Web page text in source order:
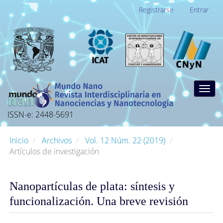
Navegación
principal
Contenido
principal
Barra
lateral
Registrarse Entrar
ISSN-e: 2448-5691
Inicio Archivos
Vol. 12 Núm. 22 (2019)
Artículos de investigación
Nanopartículas de plata: síntesis y
funcionalización. Una breve revisión